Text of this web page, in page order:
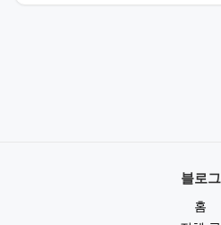
블로그
홈